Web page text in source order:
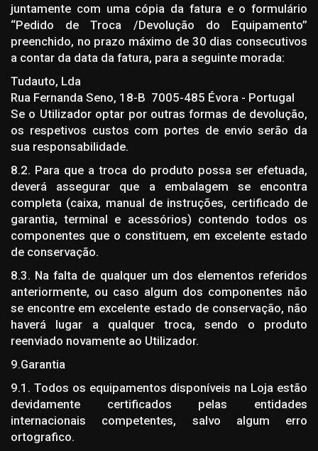
juntamente com uma cópia da fatura e o formulário
“Pedido de Troca /Devolução do Equipamento”
preenchido, no prazo máximo de 30 dias consecutivos
a contar da data da fatura, para a seguinte morada:
Tudauto, Lda
Rua Fernanda Seno, 18-B 7005-485 Évora - Portugal
Se o Utilizador optar por outras formas de devolução,
os respetivos custos com portes de envio serão da
sua responsabilidade.
8.2. Para que a troca do produto possa ser efetuada,
deverá assegurar que a embalagem se encontra
completa (caixa, manual de instruções, certificado de
garantia, terminal e acessórios) contendo todos os
componentes que o constituem, em excelente estado
de conservação.
8.3. Na falta de qualquer um dos elementos referidos
anteriormente, ou caso algum dos componentes não
se encontre em excelente estado de conservação, não
haverá lugar a qualquer troca, sendo o produto
reenviado novamente ao Utilizador.
9.Garantia
9.1. Todos os equipamentos disponíveis na Loja estão
devidamente certificados pelas entidades
internacionais competentes, salvo algum erro
ortografico.